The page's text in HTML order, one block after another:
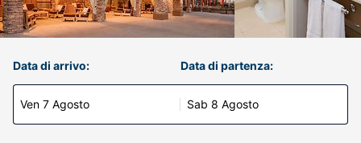
Data di arrivo:
Ven 7 Agosto
Data di partenza:
Sab 8 Agosto